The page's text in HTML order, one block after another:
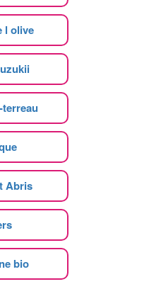
l olive
Abris
bio